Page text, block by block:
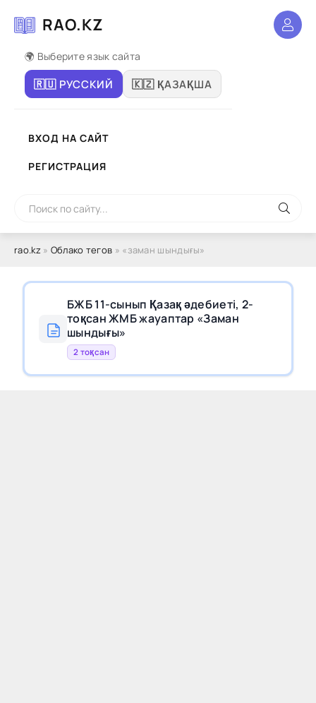
RAO.KZ
🌍 Выберите язык сайта
🇷🇺 РУССКИЙ 🇰🇿 ҚАЗАҚША
ВХОД НА САЙТ
РЕГИСТРАЦИЯ
rao.kz» Облако тегов » «заман шындығы»
БЖБ 11-сынып Қазақ әдебиеті, 2-
тоқсан ЖМБ жауаптар «Заман
шындығы»
2 тоқсан